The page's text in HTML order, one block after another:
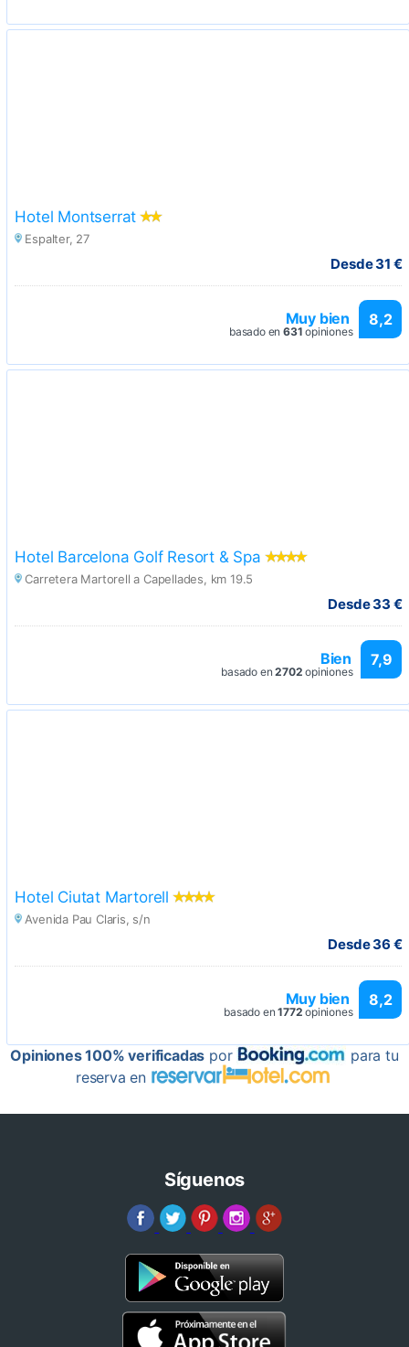
Hotel Montserrat
Espalter, 27
Desde 31 €
8,2
Muy bien
basado en 631 opiniones
Hotel Barcelona Golf Resort & Spa
Carretera Martorell a Capellades, km 19.5
Desde 33 €
7,9
Bien
basado en2702 opiniones
Hotel Ciutat Martorell
Avenida Pau Claris, s/n
Desde 36 €
8,2
Muy bien
basado en1772 opiniones
Opiniones 100% verificadas por
para tu
reserva en
Síguenos